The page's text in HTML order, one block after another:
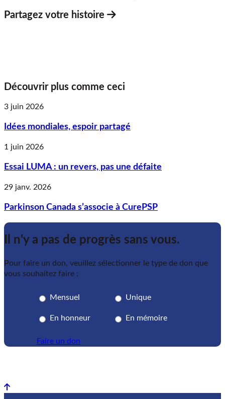
Partagez votre histoire
Découvrir plus comme ceci
3 juin 2026
Idées mondiales, espoir partagé
1 juin 2026
Essai LUMA : un revers, pas une défaite
29 janv. 2026
Parkinson Canada s’associe à CurePSP
Il n'y a pas de progrès sans vous.
Pour faire un don, veuillez sélectionner le type de don que
vous souhaitez faire :
Mensuel Unique
En honneur En mémoire
Faire un don
Back to top